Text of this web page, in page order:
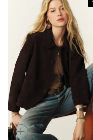
+